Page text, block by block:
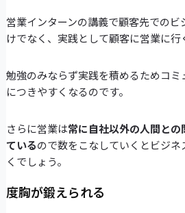
営業インターンの講義で顧客先での
けでなく、実践として顧客に営業に行
勉強のみならず実践を積めるためコ
につきやすくなるのです。
さらに営業は常に自社以外の人間と
ているので数をこなしていくとビジ
くでしょう。
度胸が鍛えられる